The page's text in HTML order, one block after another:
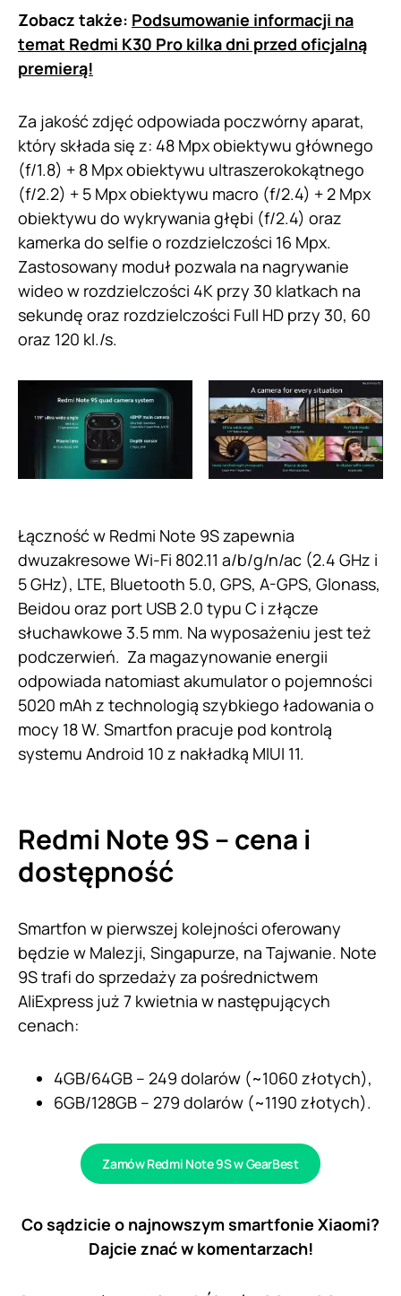
Zobacz także: Podsumowanie informacji na
temat Redmi K30 Pro kilka dni przed oficjalną
premierą!
Za jakość zdjęć odpowiada poczwórny aparat,
który składa się z: 48 Mpx obiektywu głównego
(f/1.8) + 8 Mpx obiektywu ultraszerokokątnego
(f/2.2) + 5 Mpx obiektywu macro (f/2.4) + 2 Mpx
obiektywu do wykrywania głębi (f/2.4) oraz
kamerka do selfie o rozdzielczości 16 Mpx.
Zastosowany moduł pozwala na nagrywanie
wideo w rozdzielczości 4K przy 30 klatkach na
sekundę oraz rozdzielczości Full HD przy 30, 60
oraz 120 kl./s.
Łączność w Redmi Note 9S zapewnia
dwuzakresowe Wi-Fi 802.11 a/b/g/n/ac (2.4 GHz i
5 GHz), LTE, Bluetooth 5.0, GPS, A-GPS, Glonass,
Beidou oraz port USB 2.0 typu C i złącze
słuchawkowe 3.5 mm. Na wyposażeniu jest też
podczerwień. Za magazynowanie energii
odpowiada natomiast akumulator o pojemności
5020 mAh z technologią szybkiego ładowania o
mocy 18 W. Smartfon pracuje pod kontrolą
systemu Android 10 z nakładką MIUI 11.
Redmi Note 9S – cena i
dostępność
Smartfon w pierwszej kolejności oferowany
będzie w Malezji, Singapurze, na Tajwanie. Note
9S trafi do sprzedaży za pośrednictwem
AliExpress już 7 kwietnia w następujących
cenach:
4GB/64GB – 249 dolarów (~1060 złotych),
6GB/128GB – 279 dolarów (~1190 złotych).
Zamów Redmi Note 9S w GearBest
Co sądzicie o najnowszym smartfonie Xiaomi?
Dajcie znać w komentarzach!